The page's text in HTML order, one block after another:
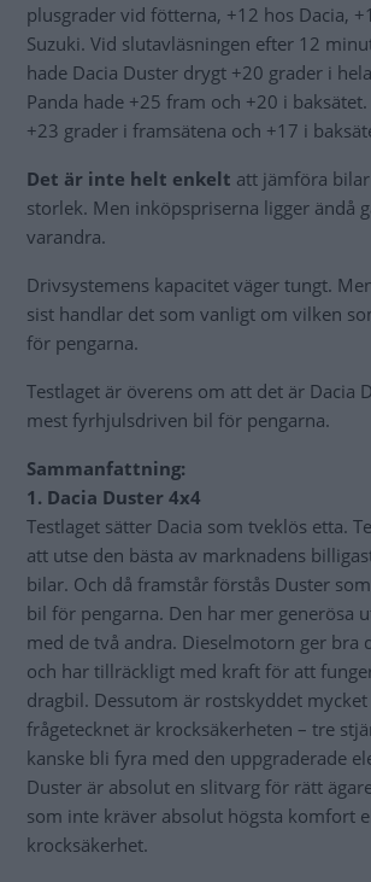
plusgrader vid fötterna, +12 hos Dacia,
Suzuki. Vid slutavläsningen efter 12
hade Dacia Duster drygt +20 grader i
Panda hade +25 fram och +20 i
+23 grader i framsätena och +17 i
Det är inte helt enkelt att jämföra
storlek. Men inköpspriserna ligger ändå
varandra.
Drivsystemens kapacitet väger tungt.
sist handlar det som vanligt om vilken
för pengarna.
Testlaget är överens om att det är Dacia
mest fyrhjulsdriven bil för pengarna.
Sammanfattning:
1. Dacia Duster 4x4
Testlaget sätter Dacia som tveklös etta.
att utse den bästa av marknadens
bilar. Och då framstår förstås Duster
bil för pengarna. Den har mer generösa
med de två andra. Dieselmotorn ger bra
och har tillräckligt med kraft för att
dragbil. Dessutom är rostskyddet mycket
frågetecknet är krocksäkerheten – tre
kanske bli fyra med den uppgraderade
Duster är absolut en slitvarg för rätt
som inte kräver absolut högsta komfort
krocksäkerhet.